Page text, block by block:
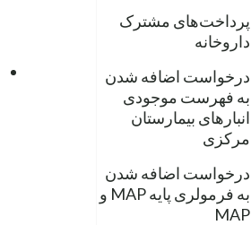
پرداخت‌های مشترک
داروخانه
درخواست اضافه شدن
به فهرست موجودی
انبارهای بیمارستان
مرکزی
درخواست اضافه شدن
به فرمولری پایه MAP و
MAP